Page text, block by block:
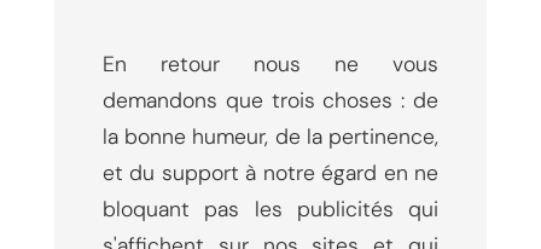
En retour nous ne vous
demandons que trois choses : de
la bonne humeur, de la pertinence,
et du support à notre égard en ne
bloquant pas les publicités qui